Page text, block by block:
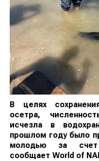
В целях
осетра,
исчезла в
прошлом году было
молодью за счет
World of NAN со